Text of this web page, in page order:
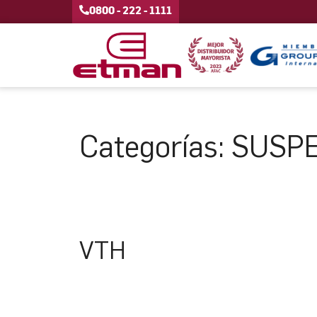
0800 - 222 - 1111
Categorías:
VTH